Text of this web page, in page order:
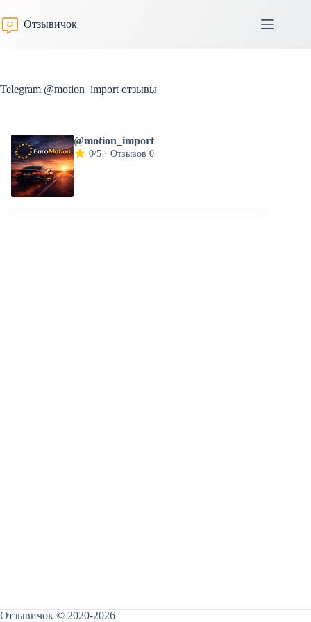
к
сути
Отзывичок
Telegram @motion_import отзывы
@motion_import
0/5 · Отзывов 0
Отзывичок © 2020-2026